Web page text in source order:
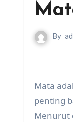
By
Mata
penting
Menurut